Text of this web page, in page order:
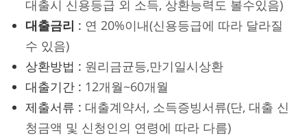
대출시 신용등급 외 소득, 상환능력도 볼수있음)
대출금리 : 연 20%이내(신용등급에 따라 달라질
수 있음)
상환방법 : 원리금균등,만기일시상환
대출기간 : 12개월~60개월
제출서류 : 대출계약서, 소득증빙서류(단, 대출 신
청금액 및 신청인의 연령에 따라 다름)